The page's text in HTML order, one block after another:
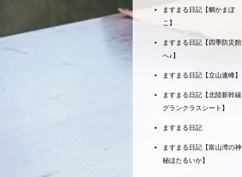
ますまる日記【鯛かまぼ
こ】
ますまる日記【四季防災館
へ♪】
ますまる日記【立山連峰】
ますまる日記【北陸新幹線
グランクラスシート】
ますまる日記
ますまる日記【富山湾の神
秘ほたるいか】